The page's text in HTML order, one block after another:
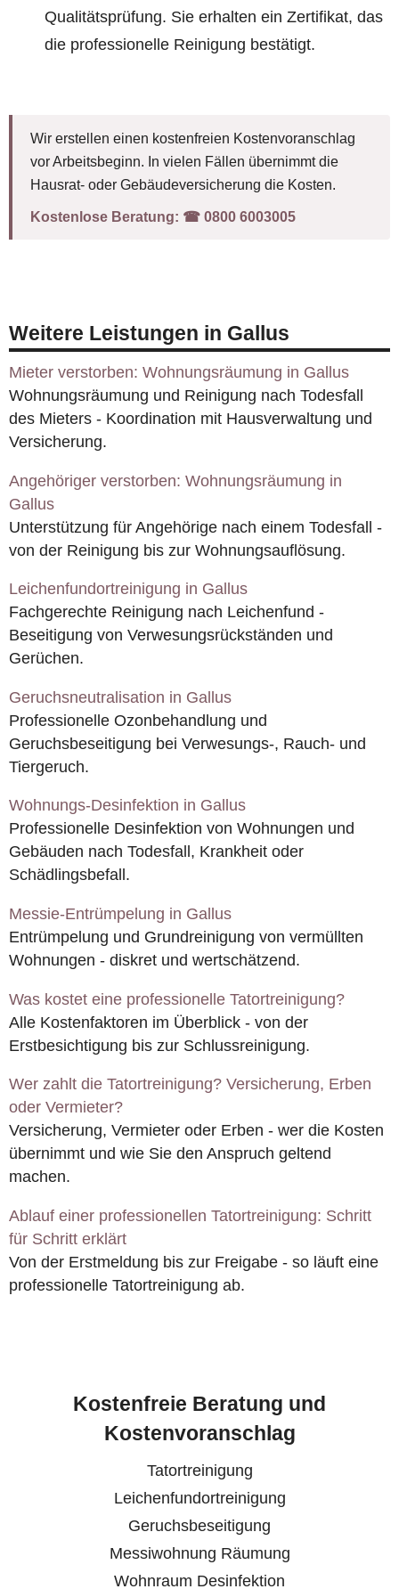
Qualitätsprüfung. Sie erhalten ein Zertifikat, das
die professionelle Reinigung bestätigt.
Wir erstellen einen kostenfreien Kostenvoranschlag
vor Arbeitsbeginn. In vielen Fällen übernimmt die
Hausrat- oder Gebäudeversicherung die Kosten.
Kostenlose Beratung: ☎︎ 0800 6003005
Weitere Leistungen in Gallus
Mieter verstorben: Wohnungsräumung in Gallus
Wohnungsräumung und Reinigung nach Todesfall
des Mieters - Koordination mit Hausverwaltung und
Versicherung.
Angehöriger verstorben: Wohnungsräumung in
Gallus
Unterstützung für Angehörige nach einem Todesfall -
von der Reinigung bis zur Wohnungsauflösung.
Leichenfundortreinigung in Gallus
Fachgerechte Reinigung nach Leichenfund -
Beseitigung von Verwesungsrückständen und
Gerüchen.
Geruchsneutralisation in Gallus
Professionelle Ozonbehandlung und
Geruchsbeseitigung bei Verwesungs-, Rauch- und
Tiergeruch.
Wohnungs-Desinfektion in Gallus
Professionelle Desinfektion von Wohnungen und
Gebäuden nach Todesfall, Krankheit oder
Schädlingsbefall.
Messie-Entrümpelung in Gallus
Entrümpelung und Grundreinigung von vermüllten
Wohnungen - diskret und wertschätzend.
Was kostet eine professionelle Tatortreinigung?
Alle Kostenfaktoren im Überblick - von der
Erstbesichtigung bis zur Schlussreinigung.
Wer zahlt die Tatortreinigung? Versicherung, Erben
oder Vermieter?
Versicherung, Vermieter oder Erben - wer die Kosten
übernimmt und wie Sie den Anspruch geltend
machen.
Ablauf einer professionellen Tatortreinigung: Schritt
für Schritt erklärt
Von der Erstmeldung bis zur Freigabe - so läuft eine
professionelle Tatortreinigung ab.
Kostenfreie Beratung und
Kostenvoranschlag
Tatortreinigung
Leichenfundortreinigung
Geruchsbeseitigung
Messiwohnung Räumung
Wohnraum Desinfektion